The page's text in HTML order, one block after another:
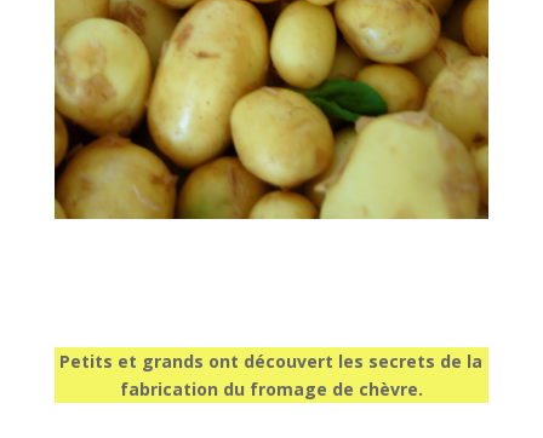
Petits et grands ont découvert les secrets de la
fabrication du fromage de chèvre.